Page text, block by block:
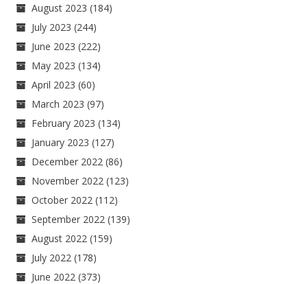
August 2023 (184)
July 2023 (244)
June 2023 (222)
May 2023 (134)
April 2023 (60)
March 2023 (97)
February 2023 (134)
January 2023 (127)
December 2022 (86)
November 2022 (123)
October 2022 (112)
September 2022 (139)
August 2022 (159)
July 2022 (178)
June 2022 (373)